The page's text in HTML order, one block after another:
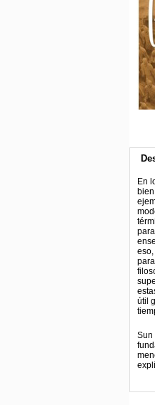
En
útil
Sun